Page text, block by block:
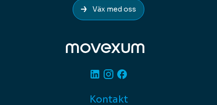
Väx med oss
LinkedinInstagram
Kontakt